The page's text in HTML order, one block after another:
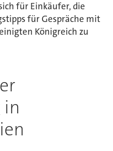
für Einkäufer, die
für Gespräche mit
Königreich zu
in